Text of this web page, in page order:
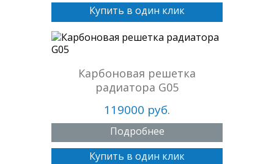
Купить в один клик
Карбоновая решетка
радиатора G05
119000 руб.
Подробнее
Купить в один клик